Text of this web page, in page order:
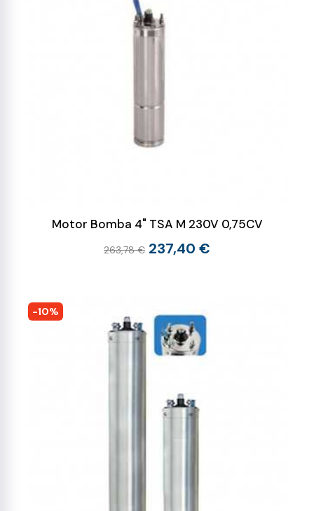
Motor Bomba 4" TSA M 230V 0,75CV
263,78 € 237,40 €
-10%